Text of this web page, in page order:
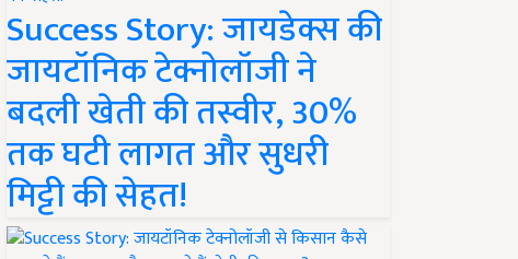
Success Story: जायडेक्स की
जायटॉनिक टेक्नोलॉजी ने
बदली खेती की तस्वीर, 30%
तक घटी लागत और सुधरी
मिट्टी की सेहत!